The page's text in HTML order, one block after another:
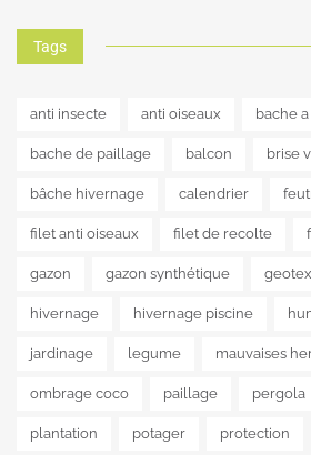
Tags
anti insecte anti oiseaux bache
bache de paillage balcon brise
bâche hivernage calendrier
filet anti oiseaux filet de recolte
gazon gazon synthétique
hivernage hivernage piscine
jardinage legume mauvaises
ombrage coco paillage pergola
plantation potager protection